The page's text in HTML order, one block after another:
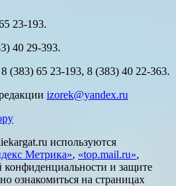
23-193.
40 29-393.
(383) 65 23-193, 8 (383) 40 22-363.
izorek@yandex.ru
используются
Метрика», «top.mail.ru»,
конфиденциальности и защите
ознакомиться на страницах